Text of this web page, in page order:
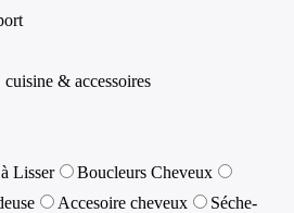
& accessoires
Lisser
Boucleurs Cheveux
Accesoire cheveux
Séche-